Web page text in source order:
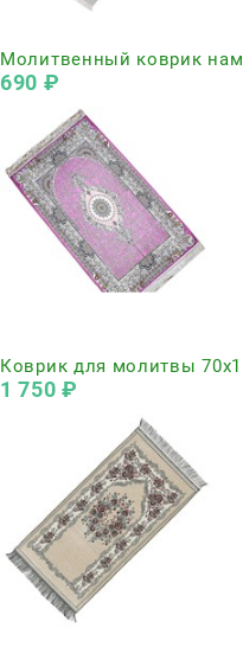
Молитвенный коврик
690 ₽
Коврик для молитвы
1 750 ₽